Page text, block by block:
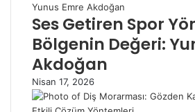
Ses Getiren Spor
Bölgenin Değeri:
Akdoğan
Nisan 17, 2026